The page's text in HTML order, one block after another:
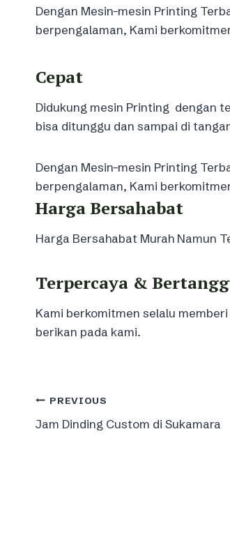
Dengan Mesin-mesin Printing
berpengalaman, Kami
Cepat
Didukung mesin Printing dengan
bisa ditunggu dan sampai di
Dengan Mesin-mesin Printing
berpengalaman, Kami
Harga Bersahabat
Harga Bersahabat Murah Namun
Terpercaya &
Kami berkomitmen selalu
berikan pada kami.
Post
navigation
PREVIOUS
Jam Dinding Custom di Sukamara